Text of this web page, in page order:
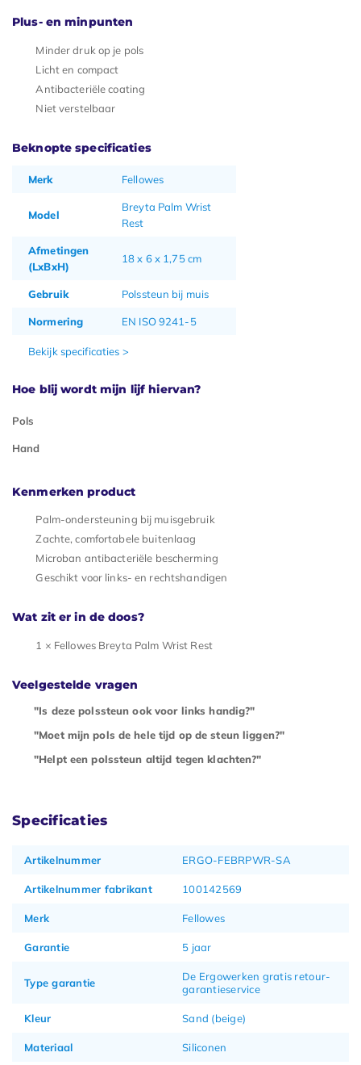
Plus- en minpunten
Minder druk op je pols
Licht en compact
Antibacteriële coating
Niet verstelbaar
Beknopte specificaties
Merk Fellowes
Model
Breyta Palm Wrist
Rest
Afmetingen
(LxBxH)
18 x 6 x 1,75 cm
Gebruik Polssteun bij muis
Normering EN ISO 9241-5
Bekijk specificaties >
Hoe blij wordt mijn lijf hiervan?
Pols
Hand
Kenmerken product
Palm-ondersteuning bij muisgebruik
Zachte, comfortabele buitenlaag
Microban antibacteriële bescherming
Geschikt voor links- en rechtshandigen
Wat zit er in de doos?
1 × Fellowes Breyta Palm Wrist Rest
Veelgestelde vragen
"Is deze polssteun ook voor links handig?"
"Moet mijn pols de hele tijd op de steun liggen?"
"Helpt een polssteun altijd tegen klachten?"
Specificaties
Artikelnummer ERGO-FEBRPWR-SA
Artikelnummer fabrikant 100142569
Merk Fellowes
Garantie 5 jaar
Type garantie
De Ergowerken gratis retour-
garantieservice
Kleur Sand (beige)
Materiaal Siliconen